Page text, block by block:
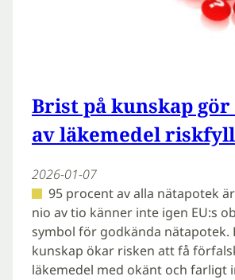
Brist på kunskap
av läkemedel
2026-01-07
95 procent av alla nätapotek
nio av tio känner inte igen EU:s
symbol för godkända nätapotek.
kunskap ökar risken att få
läkemedel med okänt och farligt